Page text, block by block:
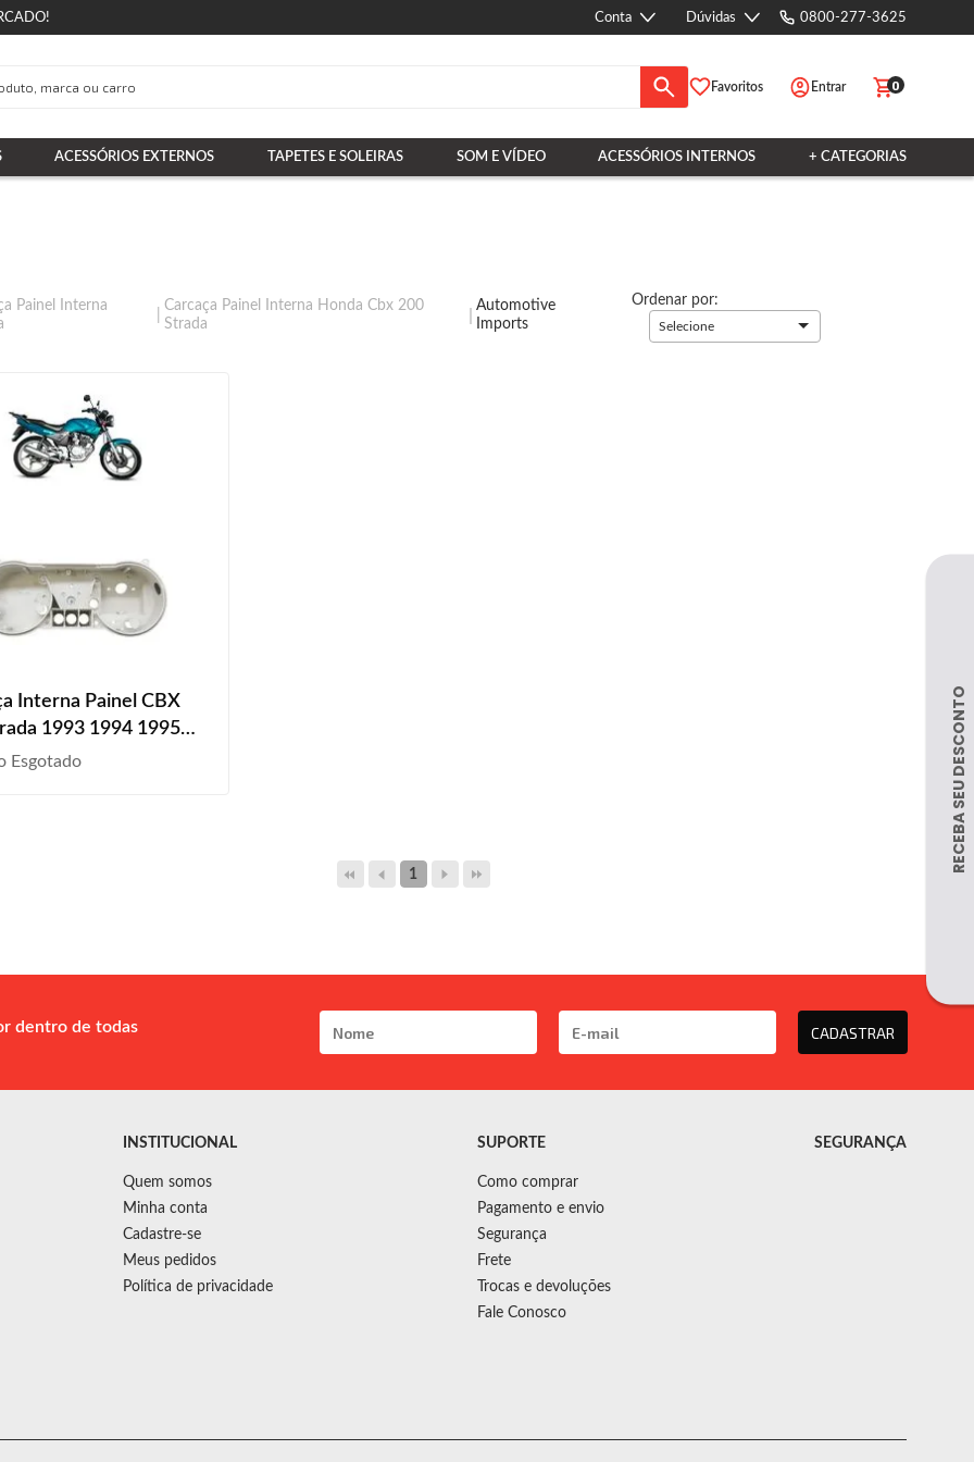
Conta Dúvidas 0800-277-3625
Favoritos Entrar 0
ACESSÓRIOS EXTERNOS TAPETES E SOLEIRAS SOM E VÍDEO ACESSÓRIOS INTERNOS + CATEGORIAS
Painel Interna
Carcaça Painel Interna Honda Cbx 200
Strada
Automotive
Imports
Ordenar por:
Selecione
Interna Painel CBX
1993 1994 1995
1998 1999 2000
Esgotado
1
dentro de todas
CADASTRAR
INSTITUCIONAL
Quem somos
Minha conta
Cadastre-se
Meus pedidos
Política de privacidade
SUPORTE
Como comprar
Pagamento e envio
Segurança
Frete
Trocas e devoluções
Fale Conosco
SEGURANÇA